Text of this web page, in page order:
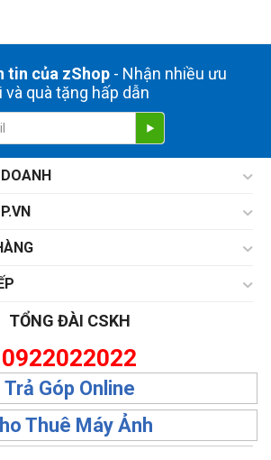
tin của zShop- Nhận nhiều ưu
và quà tặng hấp dẫn
TỔNG ĐÀI CSKH
0922022022
Trả Góp Online
Thuê Máy Ảnh